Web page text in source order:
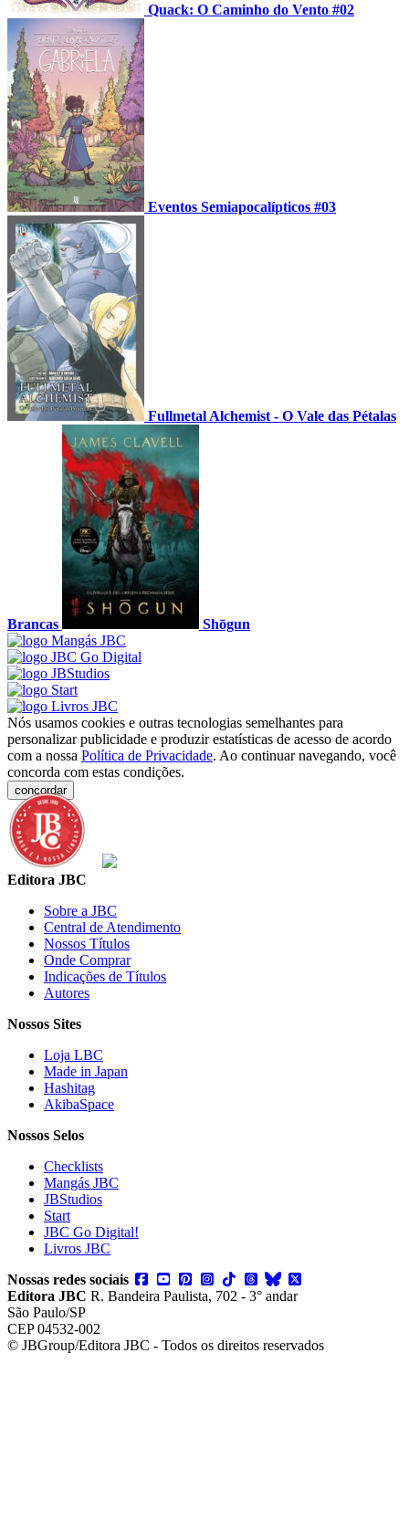
Quack: O Caminho do Vento #02
Eventos Semiapocalípticos #03
Fullmetal Alchemist - O Vale das Pétalas
Brancas Shōgun
Nós usamos cookies e outras tecnologias semelhantes para
personalizar publicidade e produzir estatísticas de acesso de acordo
com a nossa Política de Privacidade. Ao continuar navegando, você
concorda com estas condições.
concordar
Editora JBC
Sobre a JBC
Central de Atendimento
Nossos Títulos
Onde Comprar
Indicações de Títulos
Autores
Nossos Sites
Loja LBC
Made in Japan
Hashitag
AkibaSpace
Nossos Selos
Checklists
Mangás JBC
JBStudios
Start
JBC Go Digital!
Livros JBC
Nossas redes sociais
Editora JBC R. Bandeira Paulista, 702 - 3° andar
São Paulo/SP
CEP 04532-002
© JBGroup/Editora JBC - Todos os direitos reservados